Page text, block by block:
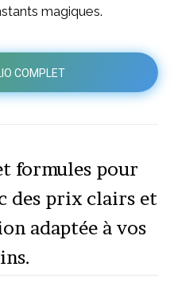
magiques.
COMPLET
formules pour
des prix clairs et
adaptée à vos